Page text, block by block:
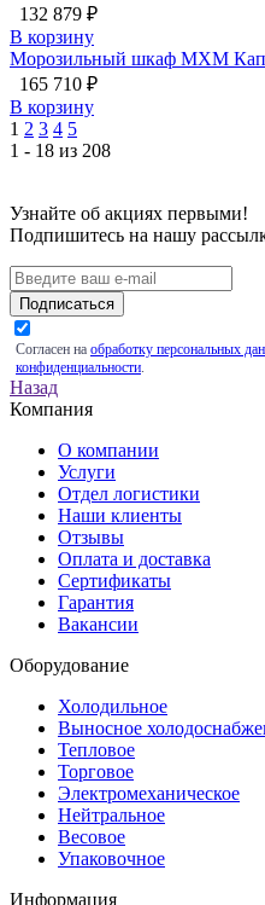
132 879 ₽
В корзину
Морозильный шкаф МХМ
165 710 ₽
В корзину
1 2 3 4 5
1 - 18 из 208
Узнайте об акциях первыми!
Подпишитесь на нашу
Подписаться
Согласен на обработку персональных
конфиденциальности
Назад
Компания
О компании
Услуги
Отдел логистики
Наши клиенты
Отзывы
Оплата и доставка
Сертификаты
Гарантия
Вакансии
Оборудование
Холодильное
Выносное
Тепловое
Торговое
Электромеханическое
Нейтральное
Весовое
Упаковочное
Информация